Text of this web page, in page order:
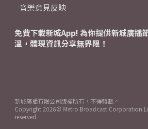
音樂意見反映
免費下載新城App! 為你提供新城廣播
溫，體現資訊分享無界限！
新城廣播有限公司版權所有，不得轉載。
Copyright 2026© Metro Broadcast Corporation
reserved.